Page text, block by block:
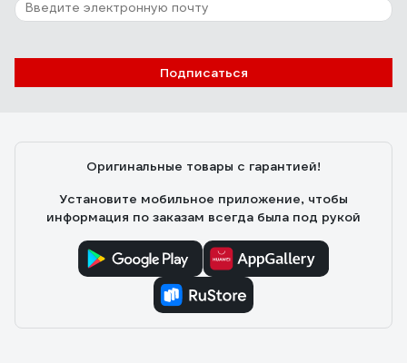
Подписаться
Оригинальные товары с гарантией!
Установите мобильное приложение, чтобы
информация по заказам всегда была под рукой